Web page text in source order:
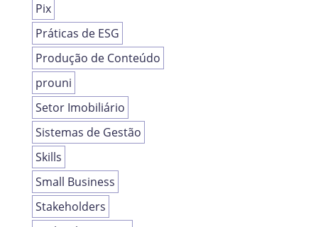
Pix
Práticas de ESG
Produção de Conteúdo
prouni
Setor Imobiliário
Sistemas de Gestão
Skills
Small Business
Stakeholders